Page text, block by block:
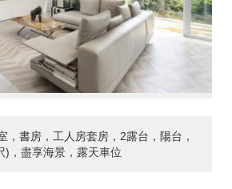
，書房，工人房套房，2露台，陽台，
)，盡享海景，露天車位